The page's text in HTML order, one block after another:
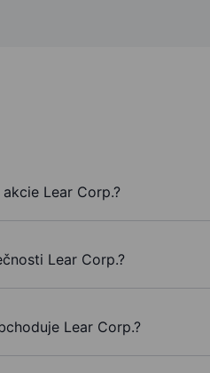
Lear Corp.?
Lear Corp.?
Lear Corp.?